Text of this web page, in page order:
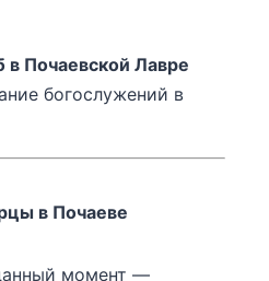
Почаевской Лавре
богослужений в
в Почаеве
момент —